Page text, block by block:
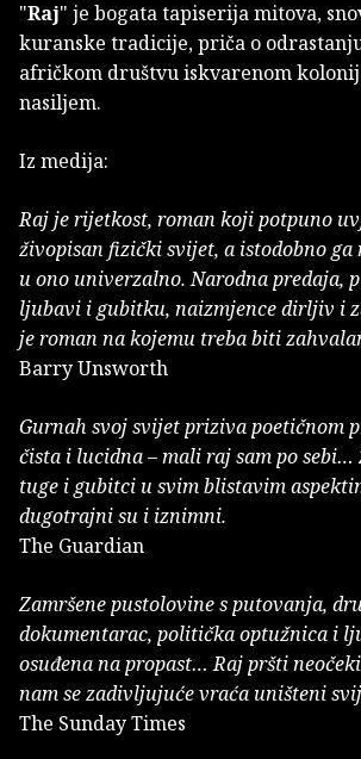
"Raj" je bogata tapiserija mitova,
kuranske tradicije, priča o
afričkom društvu iskvarenom
nasiljem.
Iz medija:
Raj je rijetkost, roman koji potpuno
živopisan fizički svijet, a istodobno ga
u ono univerzalno. Narodna predaja,
ljubavi i gubitku, naizmjence dirljiv i
je roman na kojemu treba biti
Barry Unsworth
Gurnah svoj svijet priziva poetičnom
čista i lucidna – mali raj sam po sebi…
tuge i gubitci u svim blistavim
dugotrajni su i iznimni.
The Guardian
Zamršene pustolovine s putovanja,
dokumentarac, politička optužnica i
osuđena na propast… Raj pršti
nam se zadivljujuće vraća uništeni
The Sunday Times